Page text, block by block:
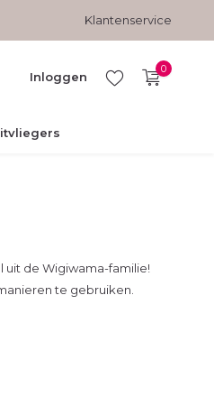
Klantenservice
Inloggen
0
uit de Wigiwama-familie!
te gebruiken.